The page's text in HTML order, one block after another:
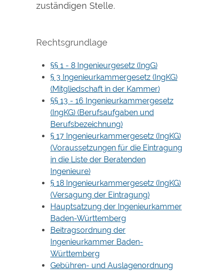
zuständigen Stelle.
Rechtsgrundlage
§§ 1 - 8 Ingenieurgesetz (IngG)
§ 3 Ingenieurkammergesetz (IngKG)
(Mitgliedschaft in der Kammer)
§§ 13 - 16 Ingenieurkammergesetz
(IngKG) (Berufsaufgaben und
Berufsbezeichnung)
§ 17 Ingenieurkammergesetz (IngKG)
(Voraussetzungen für die Eintragung
in die Liste der Beratenden
Ingenieure)
§ 18 Ingenieurkammergesetz (IngKG)
(Versagung der Eintragung)
Hauptsatzung der Ingenieurkammer
Baden-Württemberg
Beitragsordnung der
Ingenieurkammer Baden-
Württemberg
Gebühren- und Auslagenordnung